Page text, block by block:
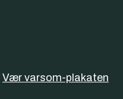
Vær varsom-plakaten